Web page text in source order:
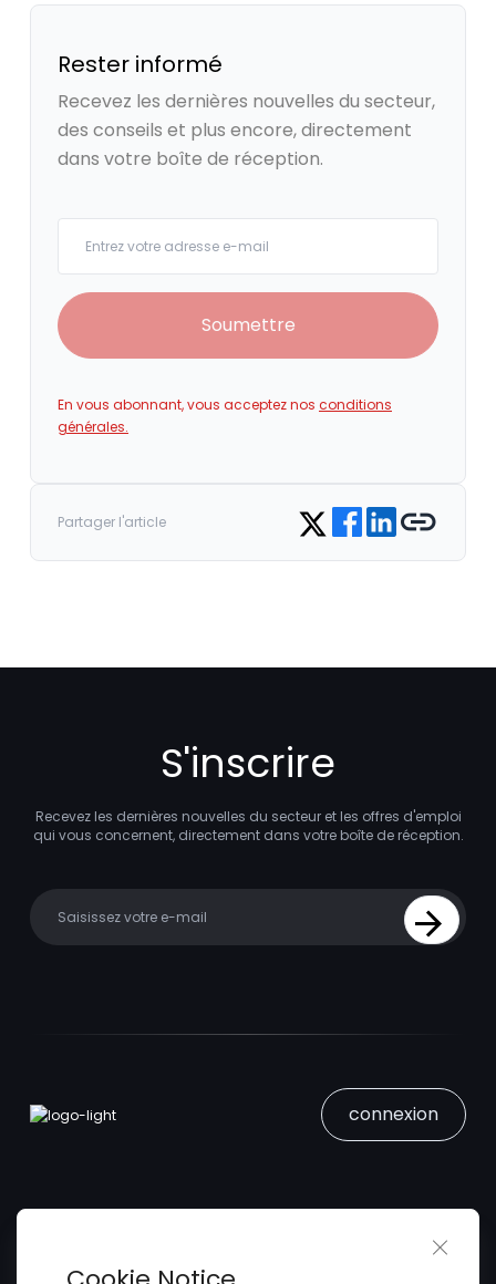
Rester informé
Recevez les dernières nouvelles du secteur,
des conseils et plus encore, directement
dans votre boîte de réception.
Soumettre
En vous abonnant, vous acceptez nos conditions
générales.
Partager l'article Share on Twitter
Share on Facebook
Share on LinkedIn
Copy link
S'inscrire
Recevez les dernières nouvelles du secteur et les offres d'emploi
qui vous concernent, directement dans votre boîte de réception.
Sign Up
connexion
Soumettez votre CV
Close